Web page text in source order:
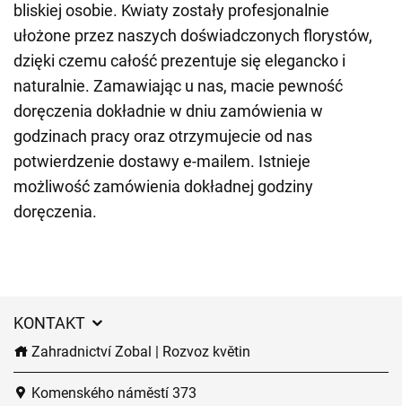
bliskiej osobie. Kwiaty zostały profesjonalnie
ułożone przez naszych doświadczonych florystów,
dzięki czemu całość prezentuje się elegancko i
naturalnie. Zamawiając u nas, macie pewność
doręczenia dokładnie w dniu zamówienia w
godzinach pracy oraz otrzymujecie od nas
potwierdzenie dostawy e-mailem. Istnieje
możliwość zamówienia dokładnej godziny
doręczenia.
KONTAKT
Zahradnictví Zobal | Rozvoz květin
Komenského náměstí 373